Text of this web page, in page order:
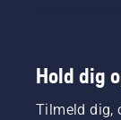
Hold dig
Tilmeld dig,